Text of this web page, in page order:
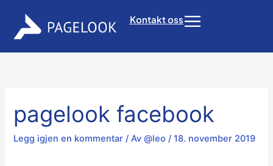
Kontakt oss
Flyout
pagelook facebook
Legg igjen en kommentar / Av @leo /18. november 2019